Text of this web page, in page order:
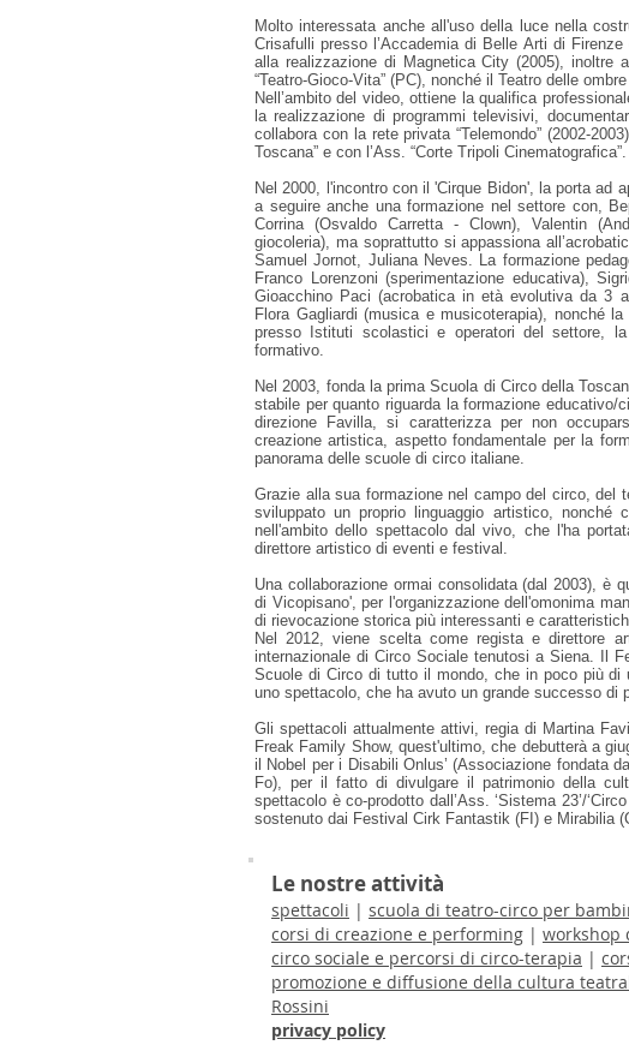
Molto interessata anche all'uso della luce nella
Crisafulli presso l’Accademia di Belle Arti di
alla realizzazione di Magnetica City (2005), inoltre
“Teatro-Gioco-Vita” (PC), nonché il Teatro delle
Nell’ambito del video, ottiene la qualifica
la realizzazione di programmi televisivi,
collabora con la rete privata “Telemondo” (2002-
Toscana” e con l’Ass. “Corte Tripoli Cinematografica”.
Nel 2000, l'incontro con il 'Cirque Bidon', la porta ad
a seguire anche una formazione nel settore con,
Corrina (Osvaldo Carretta - Clown), Valentin
giocoleria), ma soprattutto si appassiona
Samuel Jornot, Juliana Neves. La formazione
Franco Lorenzoni (sperimentazione educativa),
Gioacchino Paci (acrobatica in età evolutiva da 3
Flora Gagliardi (musica e musicoterapia), nonché
presso Istituti scolastici e operatori del settore,
formativo.
Nel 2003, fonda la prima Scuola di Circo della
stabile per quanto riguarda la formazione
direzione Favilla, si caratterizza per non
creazione artistica, aspetto fondamentale per la
panorama delle scuole di circo italiane.
Grazie alla sua formazione nel campo del circo, del
sviluppato un proprio linguaggio artistico,
nell'ambito dello spettacolo dal vivo, che l'ha
direttore artistico di eventi e festival.
Una collaborazione ormai consolidata (dal 2003), è
di Vicopisano', per l'organizzazione dell'omonima
di rievocazione storica più interessanti e
Nel 2012, viene scelta come regista e direttore
internazionale di Circo Sociale tenutosi a Siena. Il
Scuole di Circo di tutto il mondo, che in poco più
uno spettacolo, che ha avuto un grande successo di
Gli spettacoli attualmente attivi, regia di Martina
Freak Family Show, quest'ultimo, che debutterà a
il Nobel per i Disabili Onlus’ (Associazione fondata
Fo), per il fatto di divulgare il patrimonio della
spettacolo è co-prodotto dall’Ass. ‘Sistema 23’/
sostenuto dai Festival Cirk Fantastik (FI) e Mirabilia
Le nostre attività
spettacoli | scuola di teatro-circo per
corsi di creazione e performing | workshop
circo sociale e percorsi di circo-terapia |
promozione e diffusione della cultura
Rossini
privacy policy